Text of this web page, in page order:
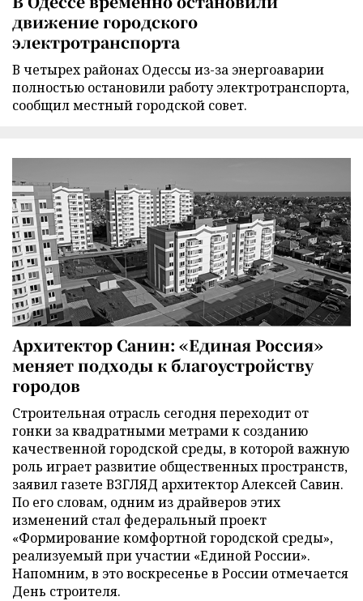
движение городского
электротранспорта
В четырех районах Одессы из-за энергоаварии
полностью остановили работу электротранспорта,
сообщил местный городской совет.
Архитектор Санин: «Единая Россия»
меняет подходы к благоустройству
городов
Строительная отрасль сегодня переходит от
гонки за квадратными метрами к созданию
качественной городской среды, в которой важную
роль играет развитие общественных пространств,
заявил газете ВЗГЛЯД архитектор Алексей Савин.
По его словам, одним из драйверов этих
изменений стал федеральный проект
«Формирование комфортной городской среды»,
реализуемый при участии «Единой России».
Напомним, в это воскресенье в России отмечается
День строителя.